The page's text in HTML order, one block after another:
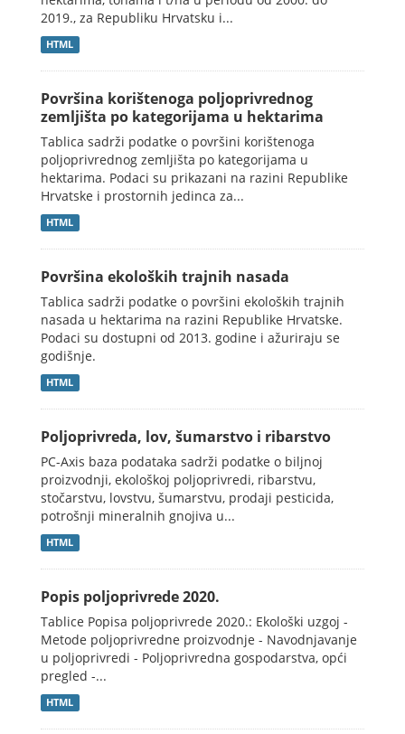
2019., za Republiku Hrvatsku i...
HTML
Površina korištenoga poljoprivrednog
zemljišta po kategorijama u hektarima
Tablica sadrži podatke o površini korištenoga
poljoprivrednog zemljišta po kategorijama u
hektarima. Podaci su prikazani na razini Republike
Hrvatske i prostornih jedinca za...
HTML
Površina ekoloških trajnih nasada
Tablica sadrži podatke o površini ekoloških trajnih
nasada u hektarima na razini Republike Hrvatske.
Podaci su dostupni od 2013. godine i ažuriraju se
godišnje.
HTML
Poljoprivreda, lov, šumarstvo i ribarstvo
PC-Axis baza podataka sadrži podatke o biljnoj
proizvodnji, ekološkoj poljoprivredi, ribarstvu,
stočarstvu, lovstvu, šumarstvu, prodaji pesticida,
potrošnji mineralnih gnojiva u...
HTML
Popis poljoprivrede 2020.
Tablice Popisa poljoprivrede 2020.: Ekološki uzgoj -
Metode poljoprivredne proizvodnje - Navodnjavanje
u poljoprivredi - Poljoprivredna gospodarstva, opći
pregled -...
HTML